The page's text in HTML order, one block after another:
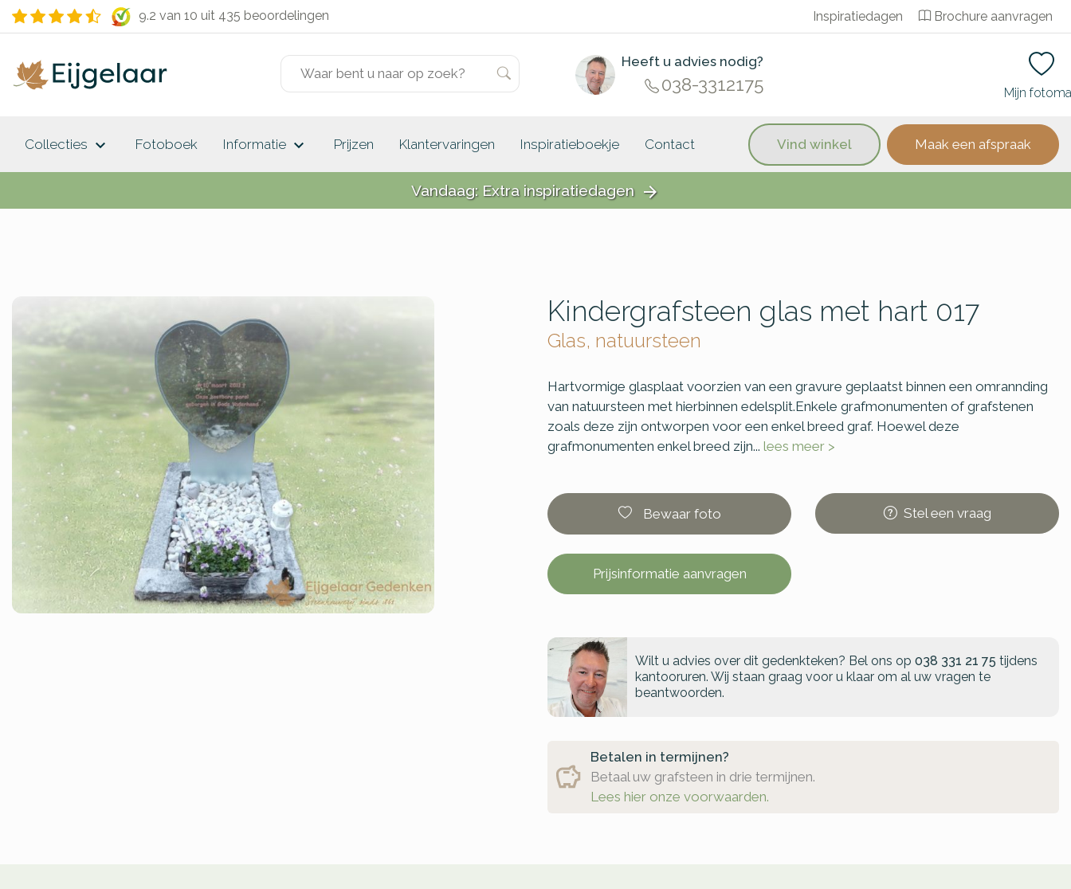
9.2 van 10 uit 435 beoordelingen Inspiratiedagen Brochure aanvragen
Heeft u advies nodig?
038-3312175 Mijn
Collecties keyboard_arrow_down Fotoboek Informatie keyboard_arrow_down Prijzen Klantervaringen Inspiratieboekje Contact Vind winkel Maak een afspraak
Vandaag: Extra inspiratiedagen arrow_forward
Kindergrafsteen glas met hart 017
Glas, natuursteen
Hartvormige glasplaat voorzien van een gravure geplaatst binnen een omrannding
van natuursteen met hierbinnen edelsplit.Enkele grafmonumenten of grafstenen
zoals deze zijn ontworpen voor een enkel breed graf. Hoewel deze
grafmonumenten enkel breed zijn... lees meer >
Bewaar foto Steleen vraag
Prijsinformatie aanvragen
Wilt u advies over dit gedenkteken? Bel ons op 038 331 21 75 tijdens
kantooruren. Wij staan graag voor u klaar om al uw vragen te
beantwoorden.
Betalen in termijnen?
Betaal uw grafsteen in drie termijnen.
Lees hier onze voorwaarden.